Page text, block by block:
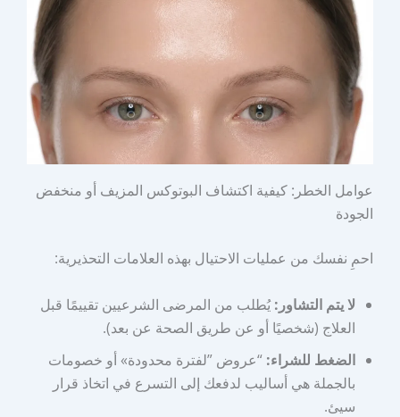
عوامل الخطر: كيفية اكتشاف البوتوكس المزيف أو منخفض
الجودة
احمِ نفسك من عمليات الاحتيال بهذه العلامات التحذيرية:
لا يتم التشاور:يُطلب من المرضى الشرعيين تقييمًا قبل
العلاج (شخصيًا أو عن طريق الصحة عن بعد).
الضغط للشراء: “عروض ”لفترة محدودة» أو خصومات
بالجملة هي أساليب لدفعك إلى التسرع في اتخاذ قرار
سيئ.